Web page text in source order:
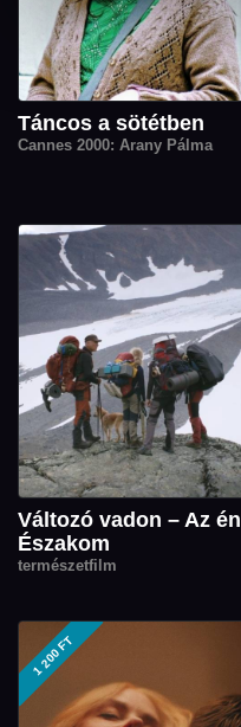
Táncos a sötétben
Cannes 2000: Arany Pálma
Változó vadon – Az én
Északom
természetfilm
1 200 FT